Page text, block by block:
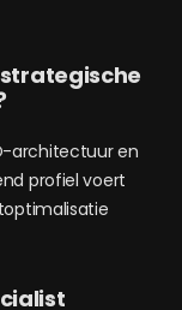
architectuur en
profiel voert